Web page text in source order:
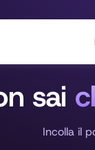
sai
Incolla il